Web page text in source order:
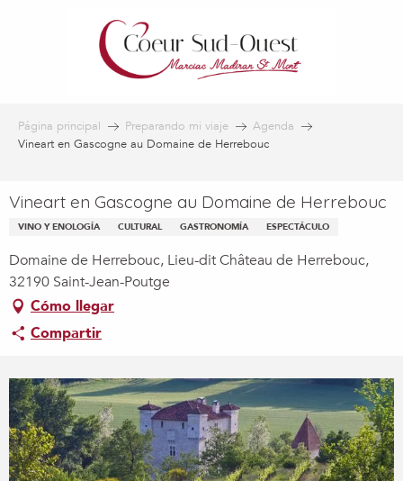
Página principal Preparando mi viaje
Agenda
Vineart en Gascogne au Domaine de Herrebouc
Vineart en Gascogne au Domaine de Herrebouc
VINO Y ENOLOGÍA CULTURAL GASTRONOMÍA ESPECTÁCULO
Domaine de Herrebouc, Lieu-dit Château de Herrebouc,
32190 Saint-Jean-Poutge
Cómo llegar
Compartir